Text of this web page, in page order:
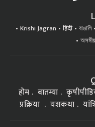
Krishi Jagran हिंदी বাঙালি
होम बातम्या
प्रक्रिया
यशकथा